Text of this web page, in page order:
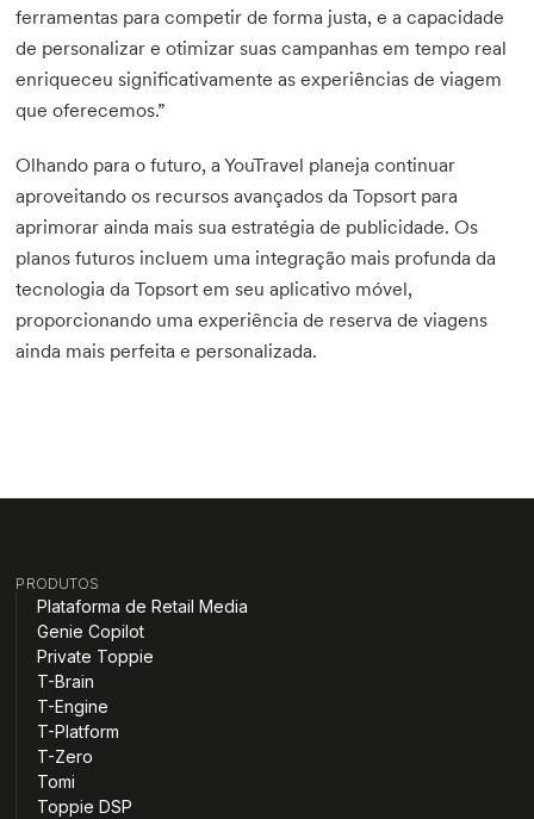
ferramentas para competir de forma justa, e a capacidade
de personalizar e otimizar suas campanhas em tempo real
enriqueceu significativamente as experiências de viagem
que oferecemos.”
Olhando para o futuro, a YouTravel planeja continuar
aproveitando os recursos avançados da Topsort para
aprimorar ainda mais sua estratégia de publicidade. Os
planos futuros incluem uma integração mais profunda da
tecnologia da Topsort em seu aplicativo móvel,
proporcionando uma experiência de reserva de viagens
ainda mais perfeita e personalizada.
PRODUTOS
Plataforma de Retail Media
Genie Copilot
Private Toppie
T-Brain
T-Engine
T-Platform
T-Zero
Tomi
Toppie DSP